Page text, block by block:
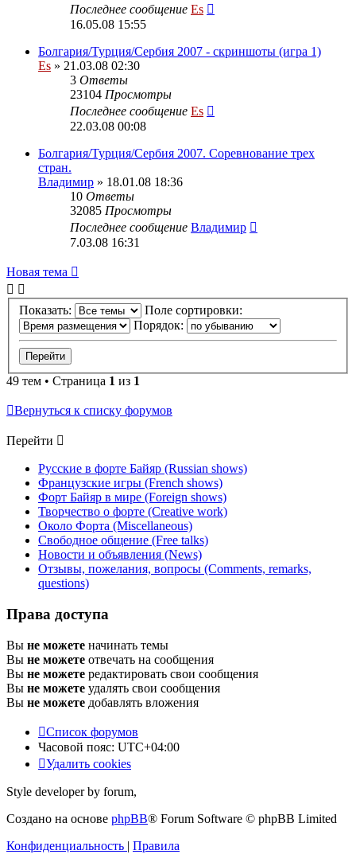
Последнее сообщение Es
16.05.08 15:55
Болгария/Турция/Сербия 2007 - скриншоты (игра 1)
Es » 21.03.08 02:30
3 Ответы
23104 Просмотры
Последнее сообщение Es
22.03.08 00:08
Болгария/Турция/Сербия 2007. Соревнование трех
стран.
Владимир » 18.01.08 18:36
10 Ответы
32085 Просмотры
Последнее сообщение Владимир
7.03.08 16:31
Новая тема
Показать:
Поле сортировки:
Порядок:
49 тем • Страница 1 из 1
Вернуться к списку форумов
Перейти
Русские в форте Байяр (Russian shows)
Французские игры (French shows)
Форт Байяр в мире (Foreign shows)
Творчество о форте (Creative work)
Около Форта (Miscellaneous)
Свободное общение (Free talks)
Новости и объявления (News)
Отзывы, пожелания, вопросы (Comments, remarks,
questions)
Права доступа
Вы не можете начинать темы
Вы не можете отвечать на сообщения
Вы не можете редактировать свои сообщения
Вы не можете удалять свои сообщения
Вы не можете добавлять вложения
Список форумов
Часовой пояс: UTC+04:00
Удалить cookies
Style developer by forum,
Создано на основе phpBB® Forum Software © phpBB Limited
Конфиденциальность | Правила